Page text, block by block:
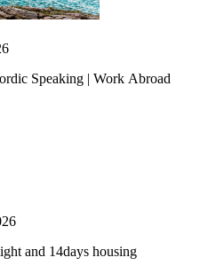
Speaking | Work Abroad
and 14days housing